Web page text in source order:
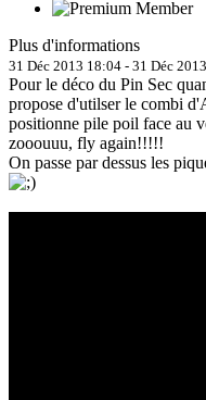
Plus d'informations
31 Déc 2013 18:04 - 31 Déc
Pour le déco du Pin Sec
propose d'utilser le combi
positionne pile poil face au
zooouuu, fly again!!!!!
On passe par dessus les